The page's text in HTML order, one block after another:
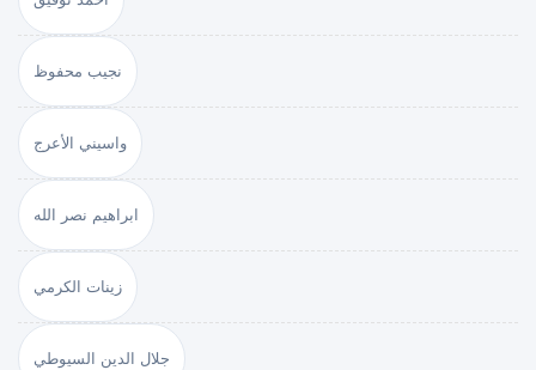
نجيب محفوظ
واسيني الأعرج
ابراهيم نصر الله
زينات الكرمي
جلال الدين السيوطي